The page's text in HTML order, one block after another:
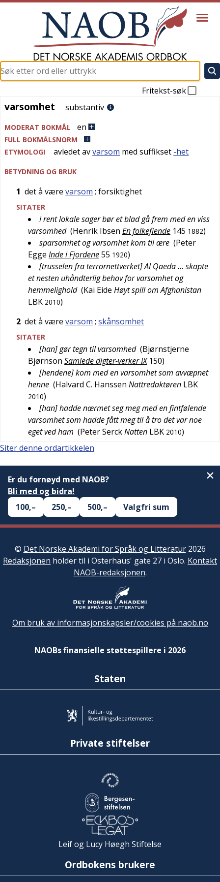
Fritekst-søk
varsomhet
varsomhet substantiv
MODERAT BOKMÅL en
FULL BOKMÅLSNORM
ETYMOLOGI
avledet avvarsom med suffikset -het
BETYDNING OG BRUK
1 det å være varsom ; forsiktighet
SITATER
i rent lokale sager bør et blad gå frem med en viss
varsomhed (Henrik Ibsen En folkefiende 145 1882)
sparsomhet og varsomhet kom til ære (Peter
Egge Inde i Fjordene55 1920)
[trusselen fra terrornettverket] Al Qaeda … skapte
et nesten uhåndterlig behov for varsomhet og
hemmelighold (Kai Eide Høyt spill om Afghanistan
LBK 2010)
2 det å være varsom ; skånsomhet
SITATER
[han] gør tegn til varsomhed (Bjørnstjerne
Bjørnson Samlede digter-verker IX 150)
[hendene] kom med en varsomhet som avvæpnet
henne (Halvard C. Hanssen Nattredaktøren LBK
2010)
[han] hadde nærmet seg meg med en fintfølende
varsomhet som hadde fått meg til å tro det var noe
eget ved ham (Peter SerckNatten LBK 2010)
Siter denne ordartikkelen
Er du fornøyd med NAOB?
Bli med og bidra!
100,–
250,– 500,– Valgfri sum
© Det Norske Akademi for Språk og Litteratur2026
Redaksjonen holder til i Osterhaus' gate 27 i Oslo. Kontakt
NAOB-redaksjonen.
Om bruk av informasjonskapsler/cookies på naob.no
NAOBs finansielle støttespillere i 2026
Staten
Private stiftelser
Leif og Lucy Høegh Stiftelse
Ordbokens brukere